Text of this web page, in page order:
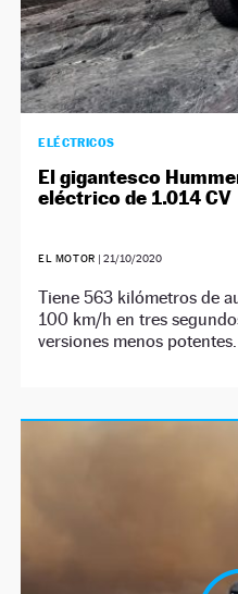
ELÉCTRICOS
El gigantesco
eléctrico de 1.014 CV
EL MOTOR | 21/10/2020
Tiene 563 kilómetros de
100 km/h en tres
versiones menos potentes.